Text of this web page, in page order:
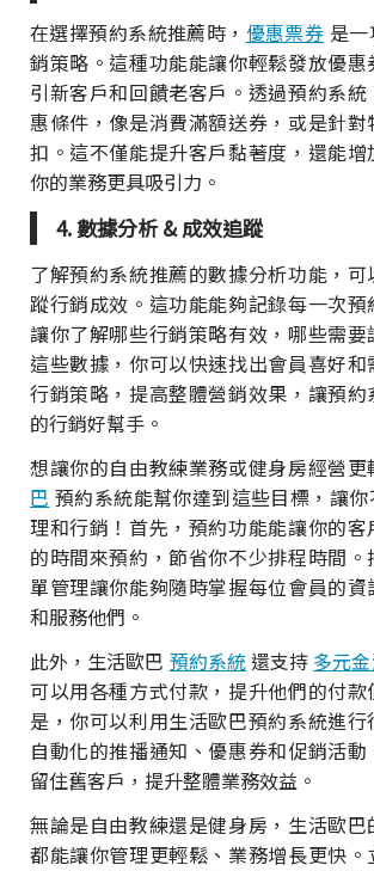
在選擇預約系統推薦時， 優惠票券 是
銷策略。這種功能能讓你輕鬆發放優
引新客戶和回饋老客戶。透過預約系
惠條件，像是消費滿額送券，或是針
扣。這不僅能提升客戶黏著度，還能
你的業務更具吸引力。
4. 數據分析 & 成效追蹤
了解預約系統推薦的數據分析功能，
蹤行銷成效。這功能能夠記錄每一次預
讓你了解哪些行銷策略有效，哪些需
這些數據，你可以快速找出會員喜好
行銷策略，提高整體營銷效果，讓預
的行銷好幫手。
想讓你的自由教練業務或健身房經營更
巴 預約系統能幫你達到這些目標，讓
理和行銷！首先，預約功能能讓你的
的時間來預約，節省你不少排程時間
單管理讓你能夠隨時掌握每位會員的
和服務他們。
此外，生活歐巴 預約系統還支持 多元
可以用各種方式付款，提升他們的付
是，你可以利用生活歐巴預約系統進
自動化的推播通知、優惠券和促銷活
留住舊客戶，提升整體業務效益。
無論是自由教練還是健身房，生活歐
都能讓你管理更輕鬆、業務增長更快。